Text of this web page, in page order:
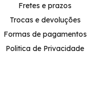
Fretes e prazos
Trocas e devoluções
Formas de pagamentos
Politica de Privacidade